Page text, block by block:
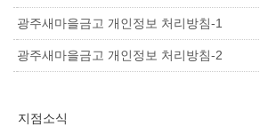
광주새마을금고 개인정보 처리방침-1
광주새마을금고 개인정보 처리방침-2
지점소식